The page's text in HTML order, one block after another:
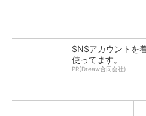
SNSアカウントを
使ってます。
PR(Dreaw合同会社)